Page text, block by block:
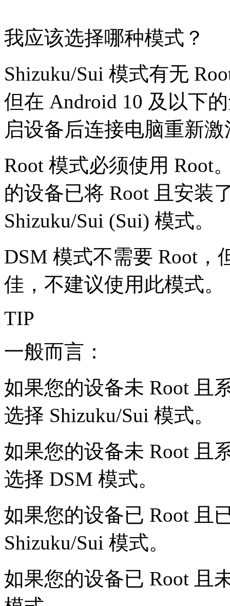
我应该选择哪种模式？
Shizuku/Sui 模式有无
但在 Android 10 及以下
启设备后连接电脑重新激
Root 模式必须使用 Root
的设备已将 Root 且安装
Shizuku/Sui (Sui) 模式。
DSM 模式不需要 Root，
佳，不建议使用此模式。
TIP
一般而言：
如果您的设备未 Root 且
选择 Shizuku/Sui 模式。
如果您的设备未 Root 且
选择 DSM 模式。
如果您的设备已 Root 且
Shizuku/Sui 模式。
如果您的设备已 Root 且